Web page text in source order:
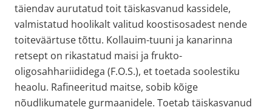
täiendav aurutatud toit täiskasvanud kassidele,
valmistatud hoolikalt valitud koostisosadest nende
toiteväärtuse tõttu. Kollauim-tuuni ja kanarinna
retsept on rikastatud maisi ja frukto-
oligosahhariididega (F.O.S.), et toetada soolestiku
heaolu. Rafineeritud maitse, sobib kõige
nõudlikumatele gurmaanidele. Toetab täiskasvanud